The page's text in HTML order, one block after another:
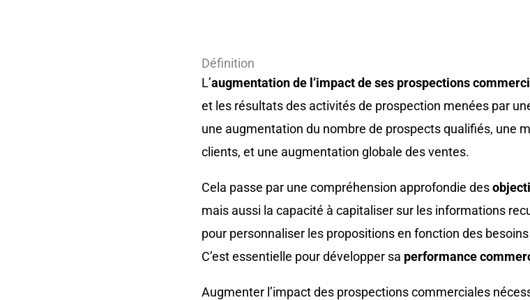
Définition
L’augmentation de l’impact de ses prospections
et les résultats des activités de prospection menées par
une augmentation du nombre de prospects qualifiés, une
clients, et une augmentation globale des ventes.
Cela passe par une compréhension approfondie des
mais aussi la capacité à capitaliser sur les informations
pour personnaliser les propositions en fonction des
C’est essentielle pour développer sa performance
Augmenter l’impact des prospections commerciales